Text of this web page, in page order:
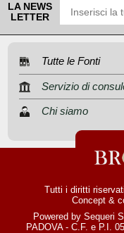
LA NEWS
LETTER
Tutte le Fonti
Servizio di
Chi siamo
Tutti i diritti
Concept &
Powered by Sequeri
PADOVA - C.F. e P.I.